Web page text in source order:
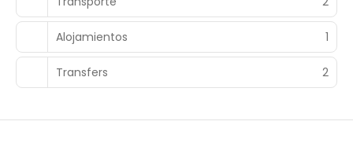
Alojamientos 1
Transfers 2